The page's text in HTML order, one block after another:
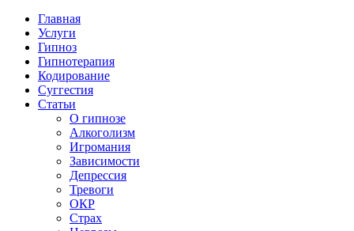
Главная
Услуги
Гипноз
Гипнотерапия
Кодирование
Суггестия
Статьи
О гипнозе
Алкоголизм
Игромания
Зависимости
Депрессия
Тревоги
ОКР
Страх